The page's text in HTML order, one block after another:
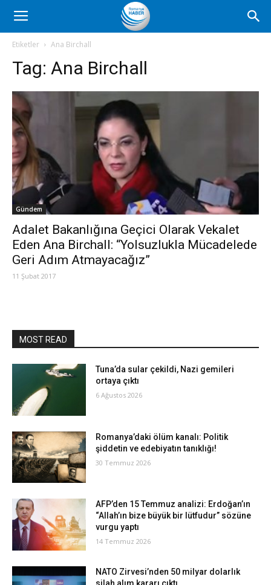
Romanya
Haber
Etiketler Ana Birchall
Tag: Ana Birchall
Gündem
Adalet Bakanlığına Geçici Olarak Vekalet
Eden Ana Birchall: “Yolsuzlukla Mücadelede
Geri Adım Atmayacağız”
11 Şubat 2017
MOST READ
Tuna’da sular çekildi, Nazi gemileri
ortaya çıktı
6 Ağustos 2026
Romanya’daki ölüm kanalı: Politik
şiddetin ve edebiyatın tanıklığı!
30 Temmuz 2026
AFP’den 15 Temmuz analizi: Erdoğan’ın
“Allah’ın bize büyük bir lütfudur” sözüne
vurgu yaptı
14 Temmuz 2026
NATO Zirvesi’nden 50 milyar dolarlık